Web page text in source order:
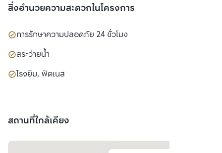
สิ่งอำนวยความสะดวกในโครงการ
การรักษาความปลอดภัย 24 ชั่วโมง
สระว่ายน้ำ
โรงยิม, ฟิตเนส
สถานที่ใกล้เคียง